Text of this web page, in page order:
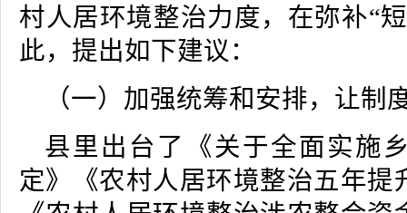
村人居环境整治力度，在弥补“
此，提出如下建议：
（一）加强统筹和安排，让制
县里出台了《关于全面实施
定》《农村人居环境整治五年提